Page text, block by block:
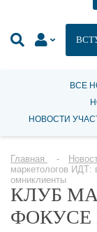
ВСЕ
НОВОСТИ
Главная
маркетологов
омниклиенты
КЛУБ